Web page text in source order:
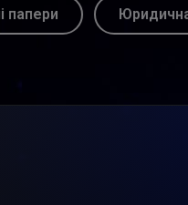
папери